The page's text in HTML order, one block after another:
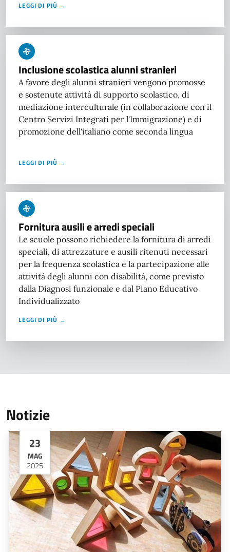
LEGGI DI PIÙ →
Inclusione scolastica alunni stranieri
A favore degli alunni stranieri vengono promosse
e sostenute attività di supporto scolastico, di
mediazione interculturale (in collaborazione con il
Centro Servizi Integrati per l'Immigrazione) e di
promozione dell'italiano come seconda lingua
LEGGI DI PIÙ →
Fornitura ausili e arredi speciali
Le scuole possono richiedere la fornitura di arredi
speciali, di attrezzature e ausili ritenuti necessari
per la frequenza scolastica e la partecipazione alle
attività degli alunni con disabilità, come previsto
dalla Diagnosi funzionale e dal Piano Educativo
Individualizzato
LEGGI DI PIÙ →
Notizie
23
MAG
2025